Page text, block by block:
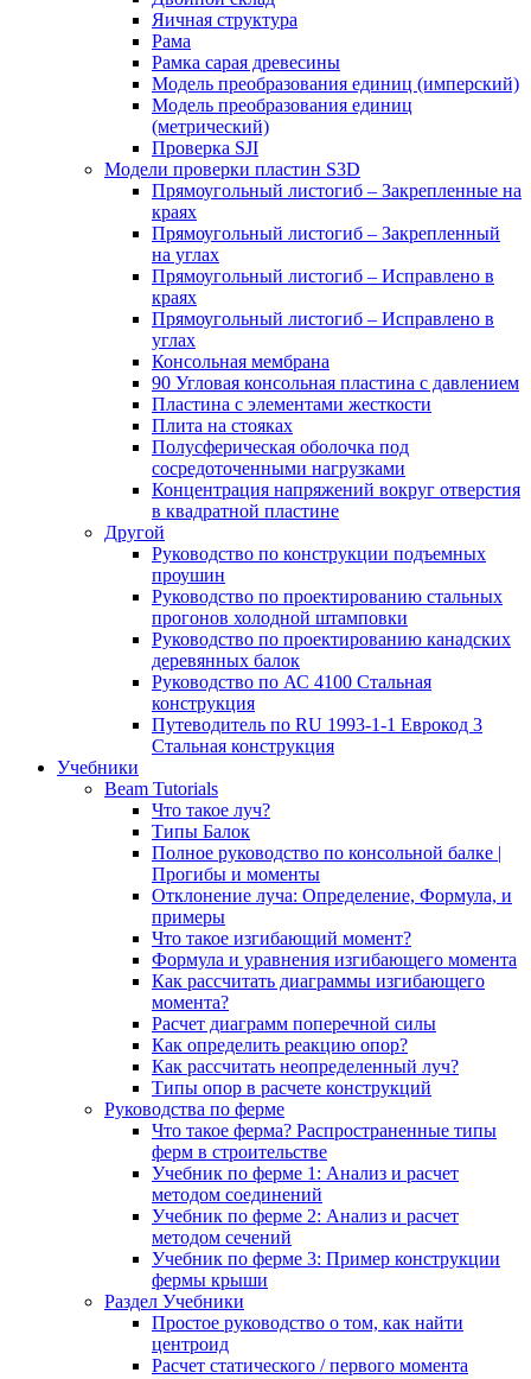
Яичная структура
Рама
Рамка сарая древесины
Модель преобразования единиц (имперский)
Модель преобразования единиц
(метрический)
Проверка SJI
Модели проверки пластин S3D
Прямоугольный листогиб – Закрепленные на
краях
Прямоугольный листогиб – Закрепленный
на углах
Прямоугольный листогиб – Исправлено в
краях
Прямоугольный листогиб – Исправлено в
углах
Консольная мембрана
90 Угловая консольная пластина с давлением
Пластина с элементами жесткости
Плита на стояках
Полусферическая оболочка под
сосредоточенными нагрузками
Концентрация напряжений вокруг отверстия
в квадратной пластине
Другой
Руководство по конструкции подъемных
проушин
Руководство по проектированию стальных
прогонов холодной штамповки
Руководство по проектированию канадских
деревянных балок
Руководство по АС 4100 Стальная
конструкция
Путеводитель по RU 1993-1-1 Еврокод 3
Стальная конструкция
Учебники
Beam Tutorials
Что такое луч?
Типы Балок
Полное руководство по консольной балке |
Прогибы и моменты
Отклонение луча: Определение, Формула, и
примеры
Что такое изгибающий момент?
Формула и уравнения изгибающего момента
Как рассчитать диаграммы изгибающего
момента?
Расчет диаграмм поперечной силы
Как определить реакцию опор?
Как рассчитать неопределенный луч?
Типы опор в расчете конструкций
Руководства по ферме
Что такое ферма? Распространенные типы
ферм в строительстве
Учебник по ферме 1: Анализ и расчет
методом соединений
Учебник по ферме 2: Анализ и расчет
методом сечений
Учебник по ферме 3: Пример конструкции
фермы крыши
Раздел Учебники
Простое руководство о том, как найти
центроид
Расчет статического / первого момента